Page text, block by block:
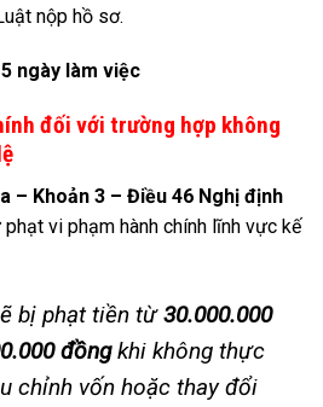
nộp hồ sơ.
ngày làm việc
đối với trường hợp không
– Khoản 3 – Điều 46 Nghị định
phạt vi phạm hành chính lĩnh vực kế
bị phạt tiền từ30.000.000
đồngkhi không thực
chỉnh vốn hoặc thay đổi